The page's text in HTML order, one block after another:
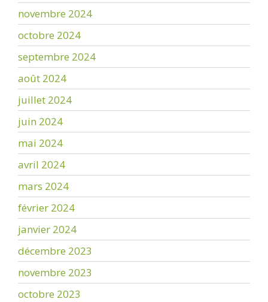
novembre 2024
octobre 2024
septembre 2024
août 2024
juillet 2024
juin 2024
mai 2024
avril 2024
mars 2024
février 2024
janvier 2024
décembre 2023
novembre 2023
octobre 2023